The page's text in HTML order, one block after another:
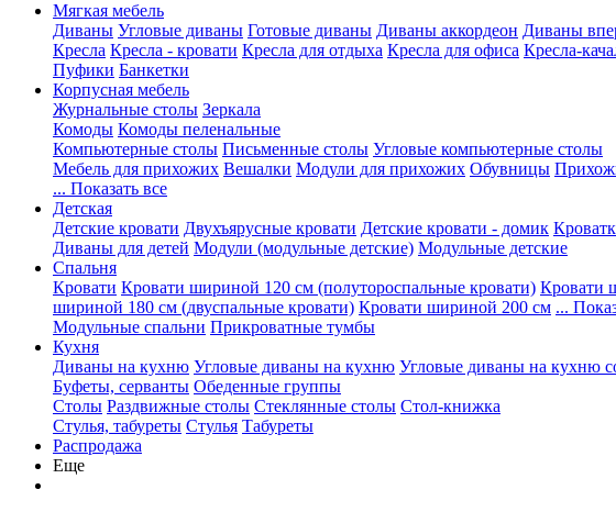
Мягкая мебель
Диваны Угловые диваны Готовые диваны Диваны аккордеон Диваны
Кресла Кресла - кровати Кресла для отдыха Кресла для офиса Кресла-
Пуфики Банкетки
Корпусная мебель
Журнальные столы Зеркала
Комоды Комоды пеленальные
Компьютерные столы Письменные столы Угловые компьютерные столы
Мебель для прихожих Вешалки Модули для прихожих Обувницы
... Показать все
Детская
Детские кровати Двухъярусные кровати Детские кровати - домик
Диваны для детей Модули (модульные детские) Модульные детские
Спальня
Кровати Кровати шириной 120 см (полутороспальные кровати) Кровати
шириной 180 см (двуспальные кровати) Кровати шириной 200 см ...
Модульные спальни Прикроватные тумбы
Кухня
Диваны на кухню Угловые диваны на кухню Угловые диваны на кухню
Буфеты, серванты Обеденные группы
Столы Раздвижные столы Стеклянные столы Стол-книжка
Стулья, табуреты Стулья Табуреты
Распродажа
Еще